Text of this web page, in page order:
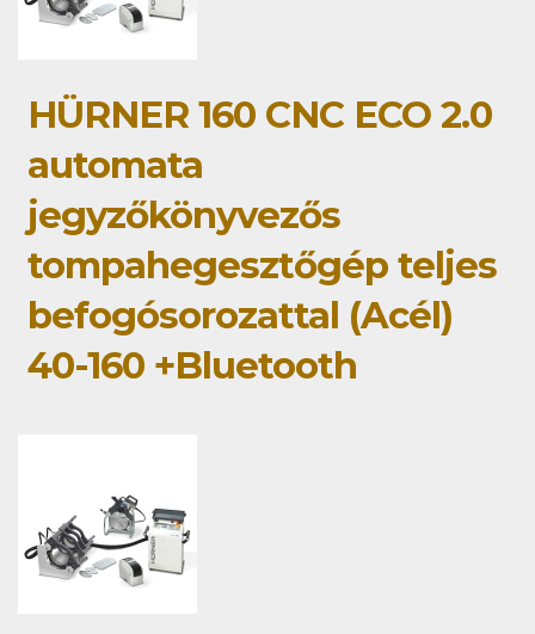
HÜRNER 160 CNC ECO 2.0
automata
jegyzőkönyvezős
tompahegesztőgép teljes
befogósorozattal (Acél)
40-160 +Bluetooth